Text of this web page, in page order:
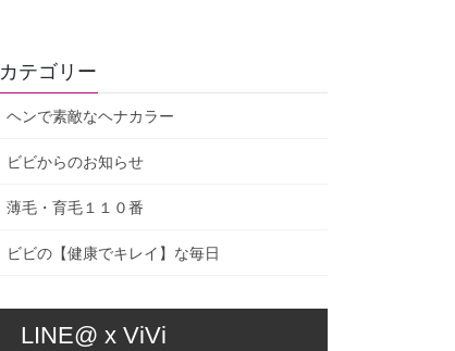
カテゴリー
ヘンで素敵なヘナカラー
ビビからのお知らせ
薄毛・育毛１１０番
ビビの【健康でキレイ】な毎日
LINE@ x ViVi